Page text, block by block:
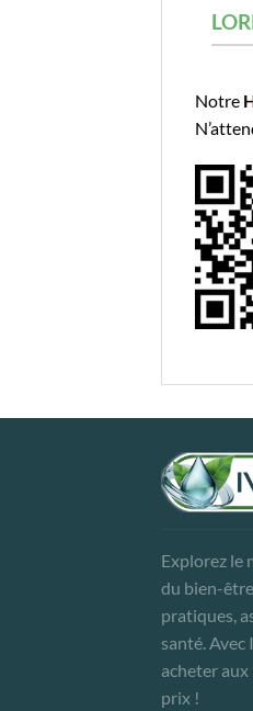
Notre
Explorez le
du bien-
pratiques,
santé. Avec
acheter
prix !